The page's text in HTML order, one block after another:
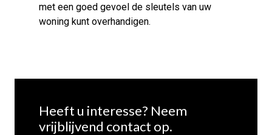
met een goed gevoel de sleutels van uw
woning kunt overhandigen.
Heeft u interesse? Neem
vrijblijvend contact op.